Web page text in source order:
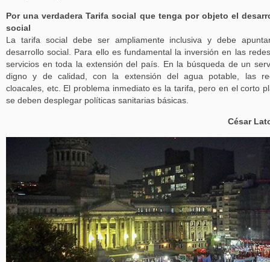
Por una verdadera Tarifa social que tenga por objeto el
social
La tarifa social debe ser ampliamente inclusiva y debe
desarrollo social. Para ello es fundamental la inversión en las
servicios en toda la extensión del país. En la búsqueda de un
digno y de calidad, con la extensión del agua potable, las
cloacales, etc. El problema inmediato es la tarifa, pero en el corto
se deben desplegar políticas sanitarias básicas.
César